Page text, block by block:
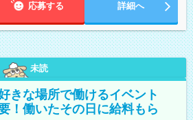
応募する 詳細へ
未読
きな場所で働けるイベント
！働いたその日に給料もら